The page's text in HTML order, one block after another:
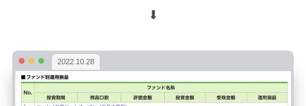
⬇︎
2022.10.28